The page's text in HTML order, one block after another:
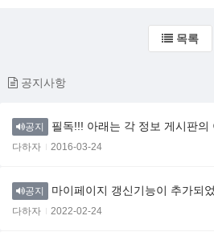
목록
공지사항
공지 필독!!! 아래는 각 정보 게시판의
다하자 2016-03-24
공지 마이페이지 갱신기능이 추가되
다하자 2022-02-24